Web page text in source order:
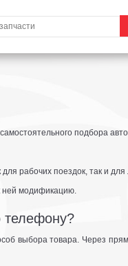
подбора
рабочих поездок, так и для
ней модификацию.
телефону?
выбора товара. Через